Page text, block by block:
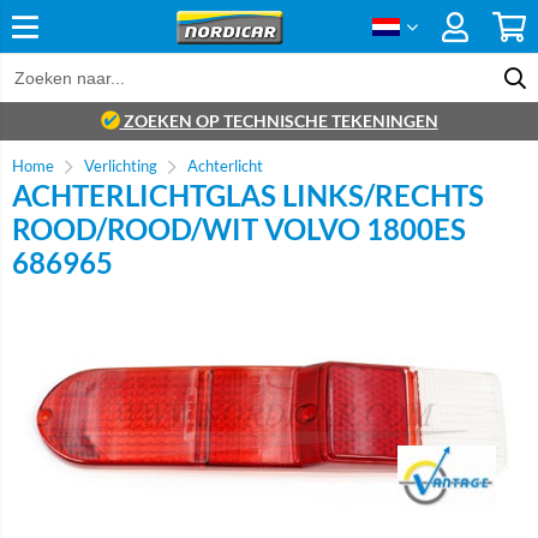
ZOEKEN OP TECHNISCHE TEKENINGEN
Home Verlichting Achterlicht
ACHTERLICHTGLAS LINKS/RECHTS
ROOD/ROOD/WIT VOLVO 1800ES
686965
Brand